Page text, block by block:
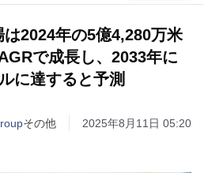
は2024年の5億4,280万米
で成長し、2033年に
に達すると予測
その他 2025年8月11日 05:20